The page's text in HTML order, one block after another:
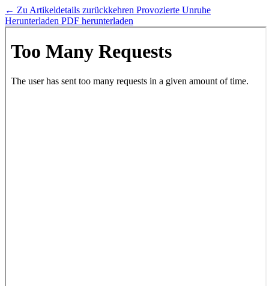
← Zu Artikeldetails zurückkehren Provozierte Unruhe
Herunterladen PDF herunterladen